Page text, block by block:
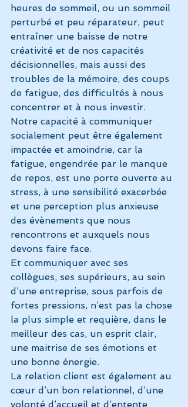
heures de sommeil, ou un sommeil
perturbé et peu réparateur, peut
entraîner une baisse de notre
créativité et de nos capacités
décisionnelles, mais aussi des
troubles de la mémoire, des coups
de fatigue, des difficultés à nous
concentrer et à nous investir.
Notre capacité à communiquer
socialement peut être également
impactée et amoindrie, car la
fatigue, engendrée par le manque
de repos, est une porte ouverte au
stress, à une sensibilité exacerbée
et une perception plus anxieuse
des évènements que nous
rencontrons et auxquels nous
devons faire face.
Et communiquer avec ses
collègues, ses supérieurs, au sein
d’une entreprise, sous parfois de
fortes pressions, n’est pas la chose
la plus simple et requière, dans le
meilleur des cas, un esprit clair,
une maitrise de ses émotions et
une bonne énergie.
La relation client est également au
cœur d’un bon relationnel, d’une
volonté d’accueil et d’entente